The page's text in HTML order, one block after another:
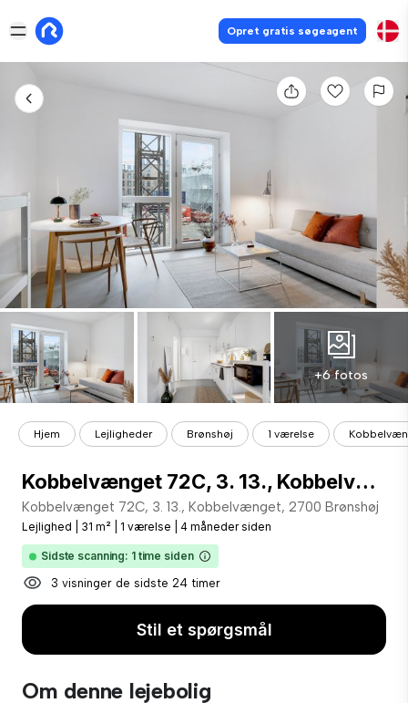
Opret gratis søgeagent
+6 fotos
Hjem Lejligheder Brønshøj 1 værelse
Kobbelvænget 72C, 3. 13., Kobbelvænget, 2700 Brønshøj
Kobbelvænget 72C, 3. 13., Kobbelvænget, 2700 Brønshøj
Lejlighed 31 m² 1 værelse 4 måneder siden
Sidste scanning: 1 time siden
3 visninger de sidste 24 timer
Stil et spørgsmål
Om denne lejebolig